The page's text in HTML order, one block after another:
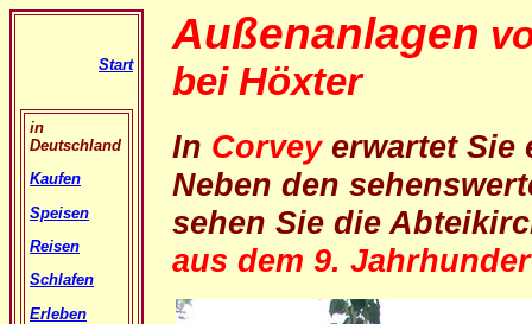
Start
in
Deutschland
Kaufen
Speisen
Reisen
Schlafen
Erleben
Außenanlagen
bei Höxter
In Corveyerwartet Sie
Neben den
sehen Sie die
aus dem 9.